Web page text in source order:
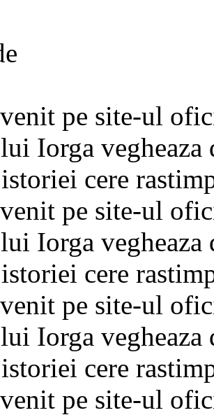
pe site-ul
Iorga
cere
pe site-ul
Iorga
cere
pe site-ul
Iorga
cere
pe site-ul